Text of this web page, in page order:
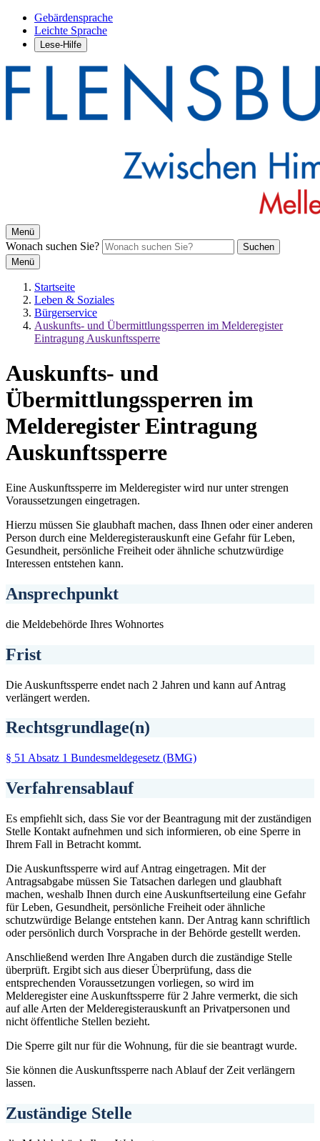
Gebärdensprache
Leichte Sprache
Lese-Hilfe
Menü
Wonach suchen Sie?
Suchen
Menü
Startseite
Leben & Soziales
Bürgerservice
Auskunfts- und Übermittlungssperren im Melderegister
Eintragung Auskunftssperre
Auskunfts- und
Übermittlungssperren im
Melderegister Eintragung
Auskunftssperre
Eine Auskunftssperre im Melderegister wird nur unter strengen
Voraussetzungen eingetragen.
Hierzu müssen Sie glaubhaft machen, dass Ihnen oder einer anderen
Person durch eine Melderegisterauskunft eine Gefahr für Leben,
Gesundheit, persönliche Freiheit oder ähnliche schutzwürdige
Interessen entstehen kann.
Ansprechpunkt
die Meldebehörde Ihres Wohnortes
Frist
Die Auskunftssperre endet nach 2 Jahren und kann auf Antrag
verlängert werden.
Rechtsgrundlage(n)
§ 51 Absatz 1 Bundesmeldegesetz (BMG)
Verfahrensablauf
Es empfiehlt sich, dass Sie vor der Beantragung mit der zuständigen
Stelle Kontakt aufnehmen und sich informieren, ob eine Sperre in
Ihrem Fall in Betracht kommt.
Die Auskunftssperre wird auf Antrag eingetragen. Mit der
Antragsabgabe müssen Sie Tatsachen darlegen und glaubhaft
machen, weshalb Ihnen durch eine Auskunftserteilung eine Gefahr
für Leben, Gesundheit, persönliche Freiheit oder ähnliche
schutzwürdige Belange entstehen kann. Der Antrag kann schriftlich
oder persönlich durch Vorsprache in der Behörde gestellt werden.
Anschließend werden Ihre Angaben durch die zuständige Stelle
überprüft. Ergibt sich aus dieser Überprüfung, dass die
entsprechenden Voraussetzungen vorliegen, so wird im
Melderegister eine Auskunftssperre für 2 Jahre vermerkt, die sich
auf alle Arten der Melderegisterauskunft an Privatpersonen und
nicht öffentliche Stellen bezieht.
Die Sperre gilt nur für die Wohnung, für die sie beantragt wurde.
Sie können die Auskunftssperre nach Ablauf der Zeit verlängern
lassen.
Zuständige Stelle